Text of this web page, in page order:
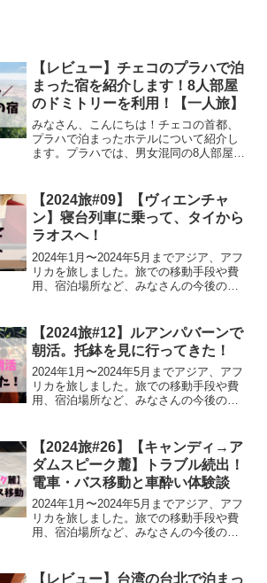
【レビュー】チェコのプラハで泊
まった宿を紹介します！8人部屋
のドミトリーを利用！【一人旅】
みなさん、こんにちは！チェコの首都、
プラハで泊まったホテルについて紹介し
ます。プラハでは、男女混同の8人部屋ド
場所に悩んでいる方の参考になれば嬉し
いです。ドリーム ホ...
【2024旅#09】【ヴィエンチャ
ン】寝台列車に乗って、タイから
ラオスへ！
2024年1月〜2024年5月までアジア、アフ
リカを旅しました。旅での移動手段や費
用、宿泊場所など、みなさんの今後の旅
ェンマイで10バーツ食堂を楽しんだ後、
寝台列車...
【2024旅#12】ルアンパバーンで
朝活。托鉢を見に行ってきた！
2024年1月〜2024年5月までアジア、アフ
リカを旅しました。旅での移動手段や費
用、宿泊場所など、みなさんの今後の旅
アンパバーンで泊まる宿の目の前の通り
がなんと托...
【2024旅#26】【キャンディ→ア
ダムスピーク麓】トラブル続出！
電車・バス移動と車酔い体験談
2024年1月〜2024年5月までアジア、アフ
リカを旅しました。旅での移動手段や費
用、宿泊場所など、みなさんの今後の旅
当時のものです。キャンディから、スリ
【レビュー】台湾の台北で泊まっ